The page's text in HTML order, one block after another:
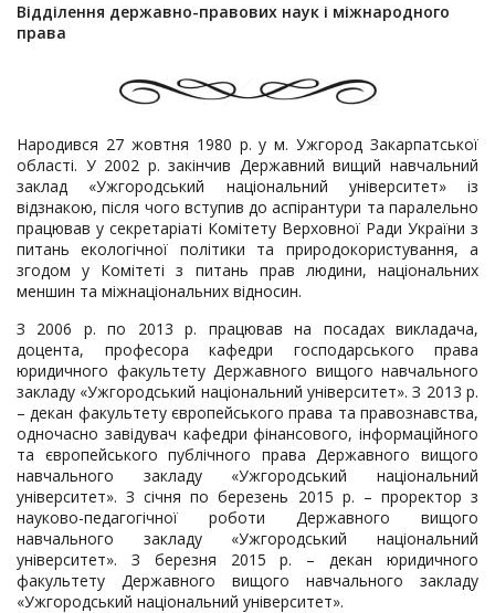
Відділення державно-правових наук і міжнародного
права
Народився 27 жовтня 1980 р. у м. Ужгород Закарпатської
області. У 2002 р. закінчив Державний вищий навчальний
заклад «Ужгородський національний університет» із
відзнакою, після чого вступив до аспірантури та паралельно
працював у секретаріаті Комітету Верховної Ради України з
питань екологічної політики та природокористування, а
згодом у Комітеті з питань прав людини, національних
меншин та міжнаціональних відносин.
З 2006 р. по 2013 р. працював на посадах викладача,
доцента, професора кафедри господарського права
юридичного факультету Державного вищого навчального
закладу «Ужгородський національний університет». З 2013 р.
– декан факультету європейського права та правознавства,
одночасно завідувач кафедри фінансового, інформаційного
та європейського публічного права Державного вищого
навчального закладу «Ужгородський національний
університет». З січня по березень 2015 р. – проректор з
науково-педагогічної роботи Державного вищого
навчального закладу «Ужгородський національний
університет». З березня 2015 р. – декан юридичного
факультету Державного вищого навчального закладу
«Ужгородський національний університет».